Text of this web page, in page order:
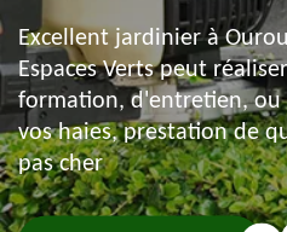
Excellent jardinier à
Espaces Verts peut
formation, d'entretien,
vos haies, prestation de
pas cher